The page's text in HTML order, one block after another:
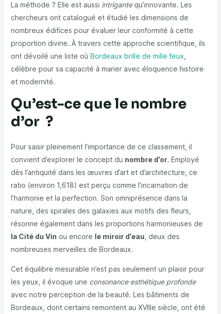
La méthode ? Elle est aussi intrigantequ’innovante. Les
chercheurs ont catalogué et étudié les dimensions de
nombreux édifices pour évaluer leur conformité à cette
proportion divine. À travers cette approche scientifique, ils
ont dévoilé une liste où Bordeaux brille de mille feux
célèbre pour sa capacité à marier avec éloquence histoire
et modernité.
Qu’est-ce que le nombre
d’or ?
Pour saisir pleinement l’importance de ce classement, il
convient d’explorer le concept du nombre d’or. Employé
dès l’antiquité dans les œuvres d’art et d’architecture, ce
ratio (environ 1,618) est perçu comme l’incarnation de
l’harmonie et la perfection. Son omniprésence dans la
nature, des spirales des galaxies aux motifs des fleurs,
résonne également dans les proportions harmonieuses de
la Cité du Vin ou encore le miroir d’eau , deux des
nombreuses merveilles de Bordeaux.
Cet équilibre mesurable n’est pas seulement un plaisir pour
les yeux, il évoque une consonance esthétique profonde
avec notre perception de la beauté. Les bâtiments de
Bordeaux, dont certains remontent au XVIIIe siècle, ont été